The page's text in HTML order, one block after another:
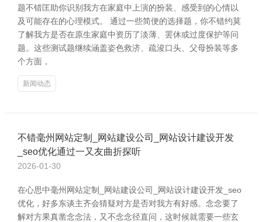
题不错匡助你识别我方在家庭中上演的扮装、感受到的心情以
及可能存在的心理模式。 通过一些简便的选择题，你不错约莫
了解我方是否在原生家庭中资历了淡薄、罢休或过度保护等问
题。这些测试题继续涵盖姿色救济、疏浚口头、父母扮装等多
个方面，
新闻动态
不错毫州网站定制_网站建设公司_网站设计建设开发
_seo优化通过一又友曲折探听
2026-01-30
在心思中毫州网站定制_网站建设公司_网站设计建设开发_seo
优化，好多东谈主齐会猜疑对方是否对我方有好感。念念要了
解对方果真凿念念法，又不念念径直问，这时候就需要一些玄